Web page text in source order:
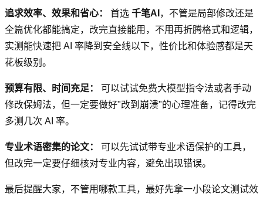
追求效率、效果和省心： 首选 千笔AI ，不管是局部修改还是
全篇优化都能搞定，改完直接能用，不用再折腾格式和逻辑，
实测能快速把 AI 率降到安全线以下，性价比和体验感都是天
花板级别。
预算有限、时间充足：
可以试试免费大模型指令法或者手动
修改保姆法，但一定要做好"改到崩溃"的心理准备，记得改完
多测几次 AI 率。
专业术语密集的论文：
可以先试试带专业术语保护的工具，
但改完一定要仔细核对专业内容，避免出现错误。
最后提醒大家，不管用哪款工具，最好先拿一小段论文测试效